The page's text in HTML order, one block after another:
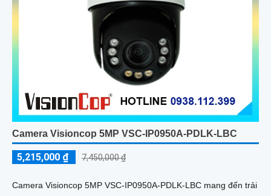
Camera Visioncop 5MP VSC-IP0950A-PDLK-LBC
5,215,000 ₫ 7,450,000 ₫
Camera Visioncop 5MP VSC-IP0950A-PDLK-LBC mang đến trải